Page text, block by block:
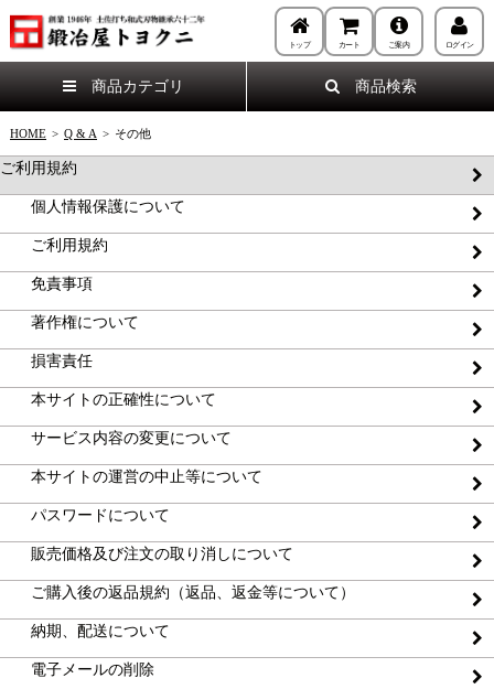
トップ カート ご案内 ログイン
商品カテゴリ 商品検索
HOME > Q & A > その他
ご利用規約
個人情報保護について
ご利用規約
免責事項
著作権について
損害責任
本サイトの正確性について
サービス内容の変更について
本サイトの運営の中止等について
パスワードについて
販売価格及び注文の取り消しについて
ご購入後の返品規約（返品、返金等について）
納期、配送について
電子メールの削除